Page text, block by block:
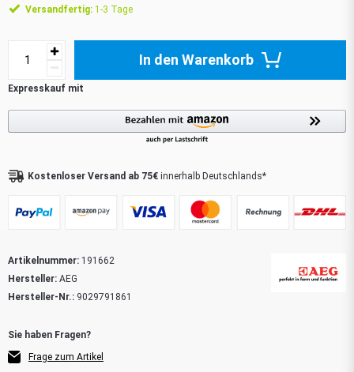
Artikelnummer: 191662
Hersteller: AEG
Hersteller-Nr.: 9029791861
Frage zum Artikel
Versandfertig: 1-3 Tage
In den Warenkorb
Kostenloser Versand ab 75€ innerhalb Deutschlands*